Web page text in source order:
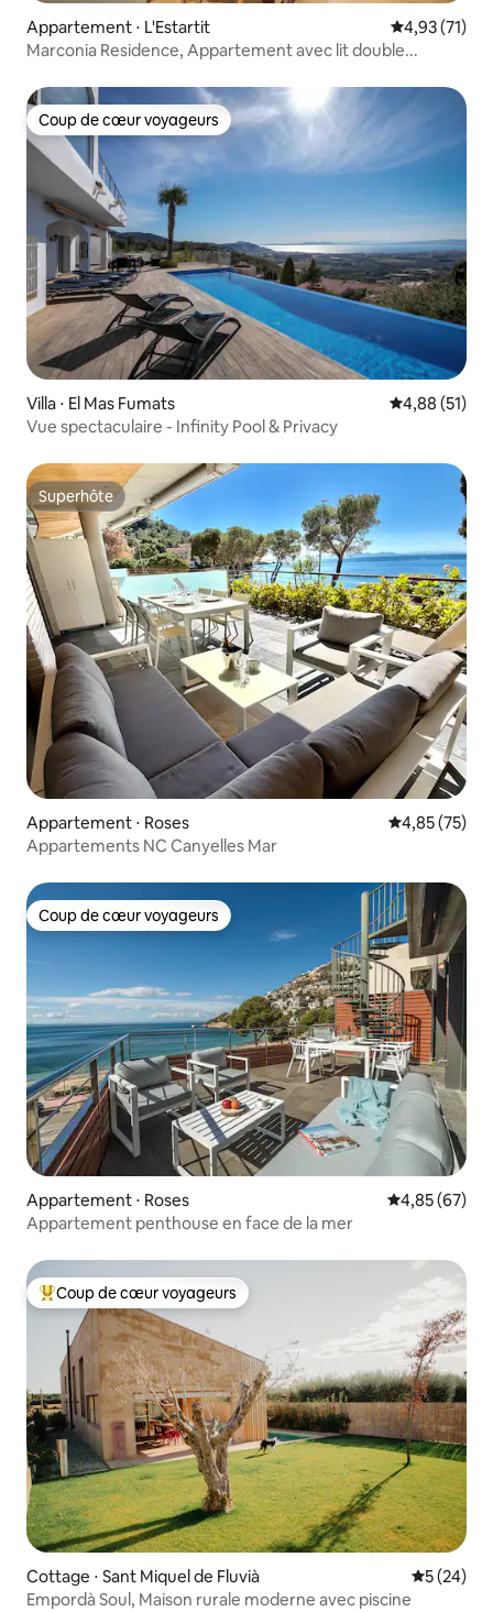
Appartement ⋅ L'Estartit Évaluation
4,93 (71)
Marconia Residence, Appartement avec lit double...
Coup de cœur voyageurs
Coup de cœur voyageurs
Villa ⋅ El Mas Fumats Évaluation
4,88 (51)
Vue spectaculaire - Infinity Pool & Privacy
Superhôte
Superhôte
Appartement ⋅ Roses Évaluation
4,85 (75)
Appartements NC Canyelles Mar
Coup de cœur voyageurs
Coup de cœur voyageurs
Appartement ⋅ Roses Évaluation
4,85 (67)
Appartement penthouse en face de la mer
Coups de cœur voyageurs les plus appréciés
Coup de cœur voyageurs
Cottage ⋅ Sant Miquel de Fluvià
5 (24)
Empordà Soul, Maison rurale moderne avec piscine